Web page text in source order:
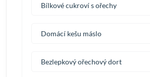
Bílkové cukroví s ořechy
Domácí kešu máslo
Bezlepkový ořechový dort